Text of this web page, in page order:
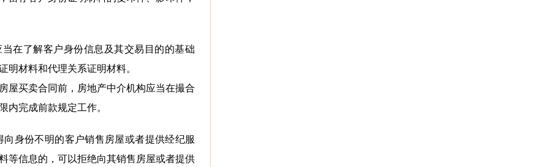
当在了解客户身份信息及其交易目的的基础
明材料和代理关系证明材料。
屋买卖合同前，房地产中介机构应当在撮合
内完成前款规定工作。
身份不明的客户销售房屋或者提供经纪服
等信息的，可以拒绝向其销售房屋或者提供